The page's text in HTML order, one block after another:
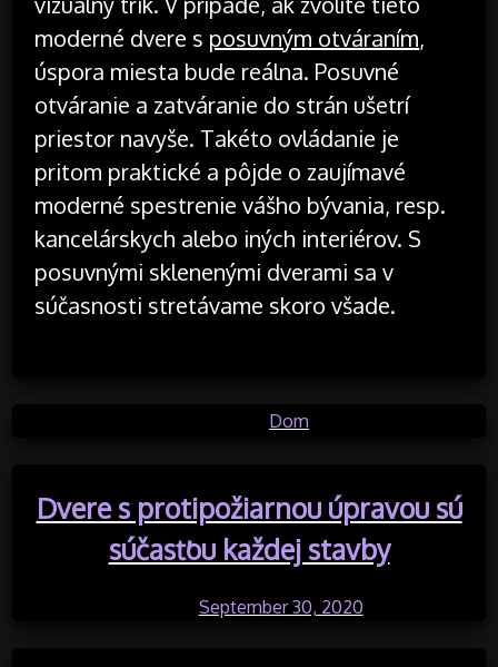
moderné dvere s posuvným otváraním,
úspora miesta bude reálna. Posuvné
otváranie a zatváranie do strán ušetrí
priestor navyše. Takéto ovládanie je
pritom praktické a pôjde o zaujímavé
moderné spestrenie vášho bývania, resp.
kancelárskych alebo iných interiérov. S
posuvnými sklenenými dverami sa v
súčasnosti stretávame skoro všade.
Dom
Dvere s protipožiarnou úpravou sú
súčasťou každej stavby
September 30, 2020